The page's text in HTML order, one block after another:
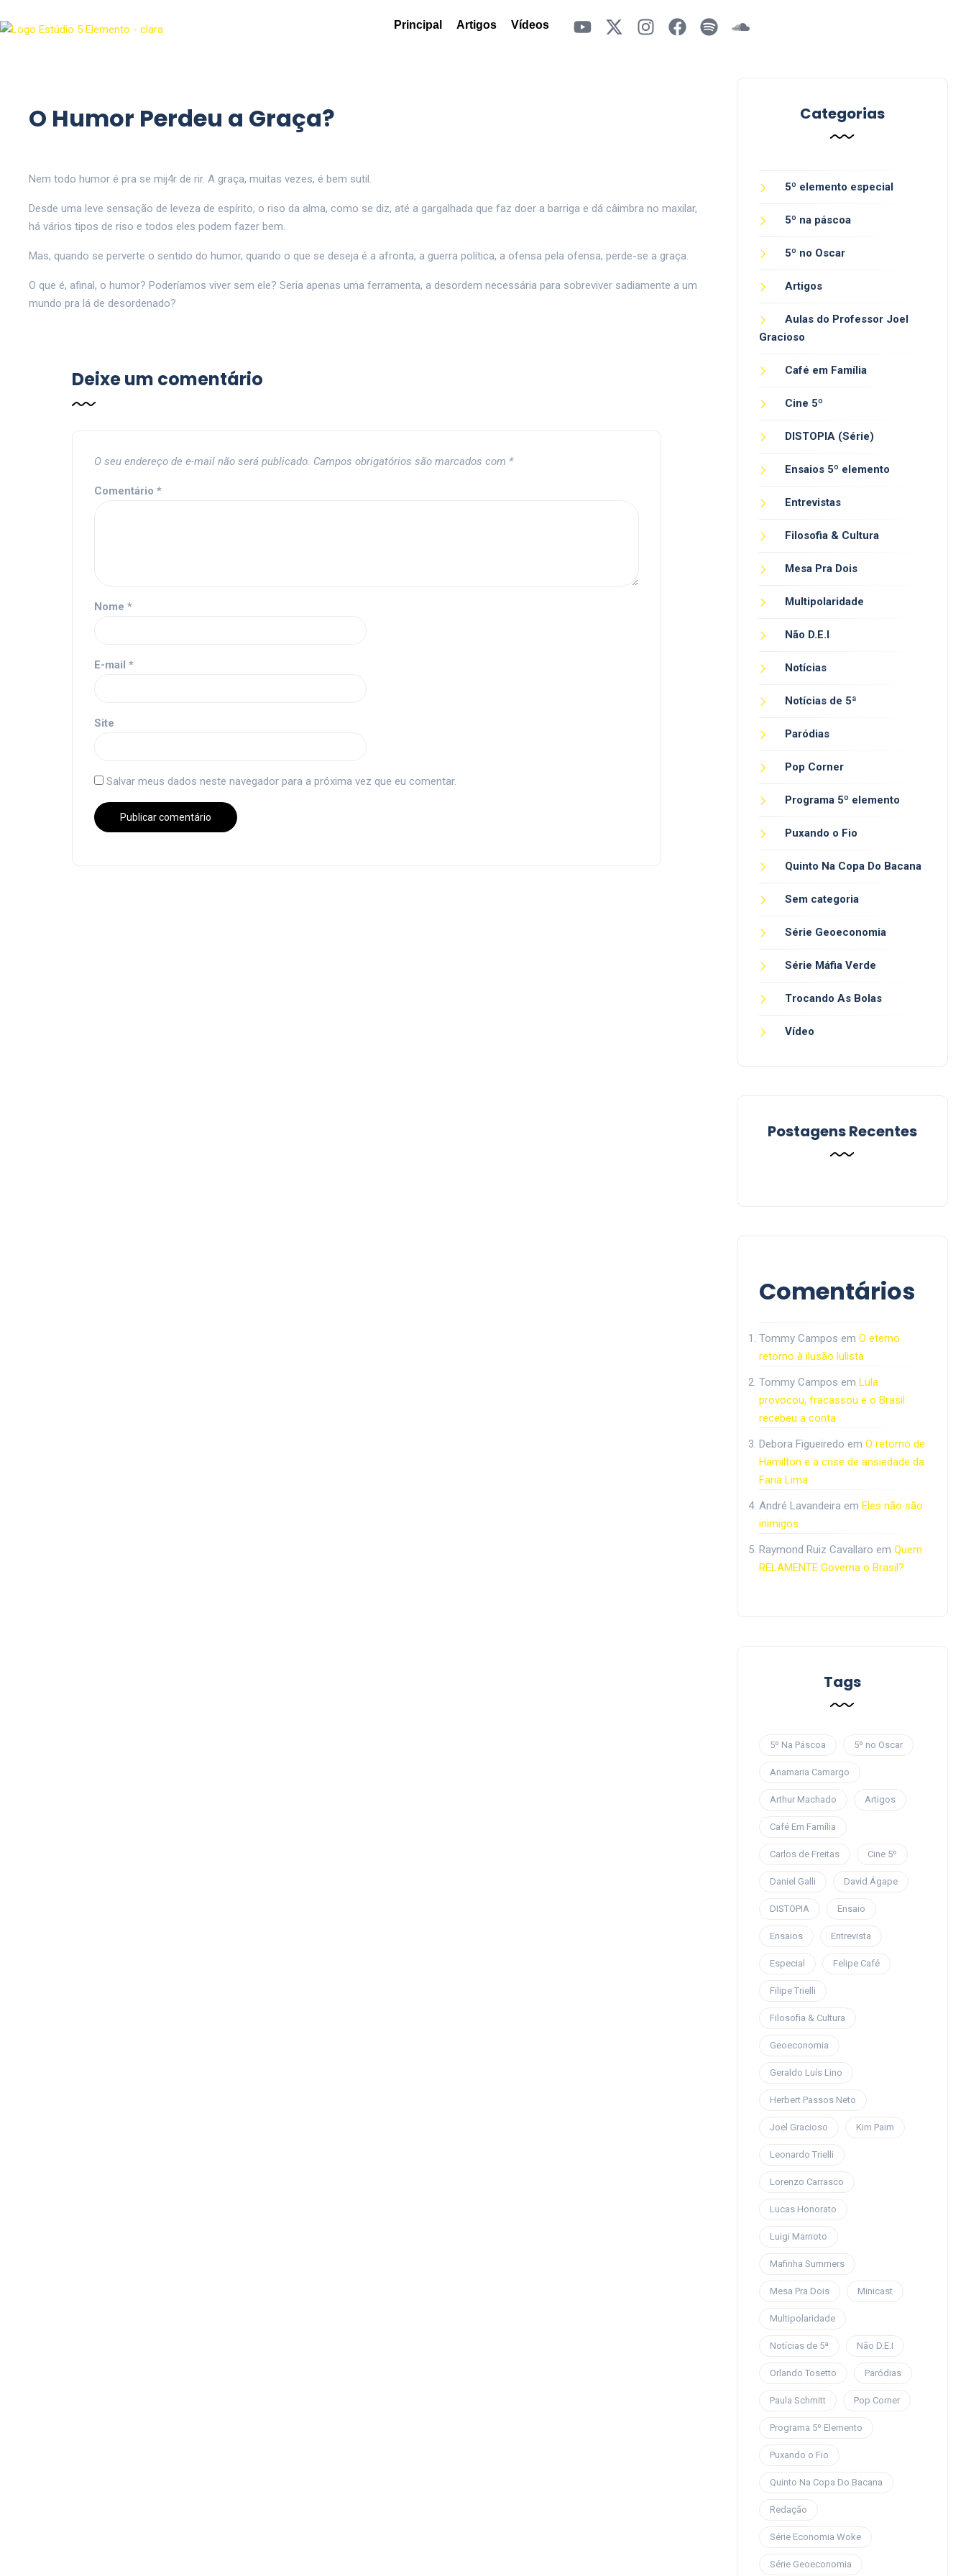
Principal Artigos Vídeos
O Humor Perdeu a Graça?
Nem todo humor é pra se mij4r de rir. A graça, muitas vezes, é bem sutil.
Desde uma leve sensação de leveza de espírito, o riso da alma, como se diz, até a gargalhada que faz doer a barriga e dá câimbra no maxilar,
há vários tipos de riso e todos eles podem fazer bem.
Mas, quando se perverte o sentido do humor, quando o que se deseja é a afronta, a guerra política, a ofensa pela ofensa, perde-se a graça.
O que é, afinal, o humor? Poderíamos viver sem ele? Seria apenas uma ferramenta, a desordem necessária para sobreviver sadiamente a um
mundo pra lá de desordenado?
Deixe um comentário
O seu endereço de e-mail não será publicado. Campos obrigatórios são marcados com *
Comentário *
Nome *
E-mail *
Site
Salvar meus dados neste navegador para a próxima vez que eu comentar.
Categorias
5º elemento especial
5º na páscoa
5º no Oscar
Artigos
Aulas do Professor Joel
Gracioso
Café em Família
Cine 5º
DISTOPIA (Série)
Ensaios 5º elemento
Entrevistas
Filosofia & Cultura
Mesa Pra Dois
Multipolaridade
Não D.E.I
Notícias
Notícias de 5ª
Paródias
Pop Corner
Programa 5º elemento
Puxando o Fio
Quinto Na Copa Do Bacana
Sem categoria
Série Geoeconomia
Série Máfia Verde
Trocando As Bolas
Vídeo
Postagens Recentes
Comentários
Tommy Campos em O eterno
retorno à ilusão lulista
Tommy Campos em Lula
provocou, fracassou e o Brasil
recebeu a conta
Debora Figueiredo em O retorno de
Hamilton e a crise de ansiedade da
Faria Lima
André Lavandeiraem Eles não são
inimigos
Raymond Ruiz Cavallaro em Quem
RELAMENTE Governa o Brasil?
Tags
5º Na Páscoa 5º no Oscar
Anamaria Camargo
Arthur Machado Artigos
Café Em Família
Carlos de Freitas Cine 5º
Daniel Galli David Ágape
DISTOPIA Ensaio
Ensaios Entrevista
Especial Felipe Café
Filipe Trielli
Filosofia & Cultura
Geoeconomia
Geraldo Luís Lino
Herbert Passos Neto
Joel Gracioso Kim Paim
Leonardo Trielli
Lorenzo Carrasco
Lucas Honorato
Luigi Marnoto
Mafinha Summers
Mesa Pra Dois Minicast
Multipolaridade
Notícias de 5ª Não D.E.I
Orlando Tosetto Paródias
Paula Schmitt Pop Corner
Programa 5º Elemento
Puxando o Fio
Quinto Na Copa Do Bacana
Redação
Série Economia Woke
Série Geoeconomia